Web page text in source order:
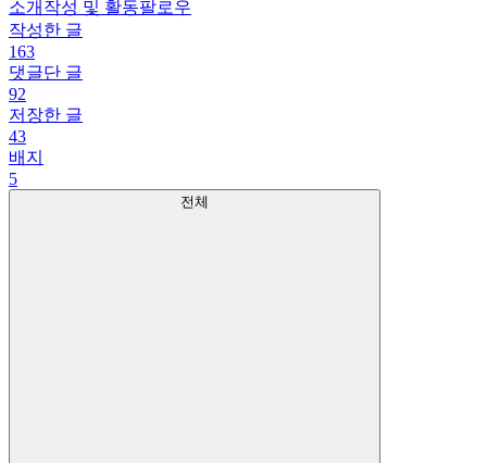
소개 작성 및 활동팔로우
작성한 글
163
댓글단 글
92
저장한 글
43
배지
5
전체